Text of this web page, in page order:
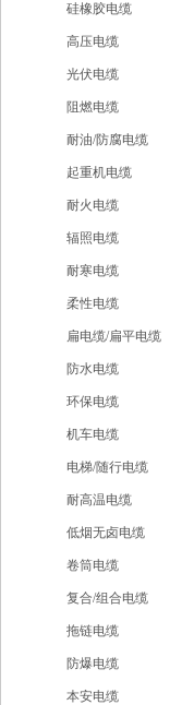
硅橡胶电缆
高压电缆
光伏电缆
阻燃电缆
耐油/防腐电缆
起重机电缆
耐火电缆
辐照电缆
耐寒电缆
柔性电缆
扁电缆/扁平电缆
防水电缆
环保电缆
机车电缆
电梯/随行电缆
耐高温电缆
低烟无卤电缆
卷筒电缆
复合/组合电缆
拖链电缆
防爆电缆
本安电缆